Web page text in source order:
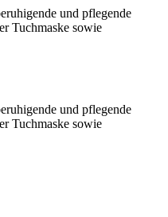
und pflegende
Tuchmaske sowie
und pflegende
Tuchmaske sowie